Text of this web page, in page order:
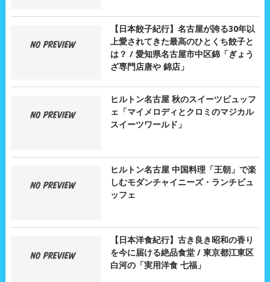
【日本餃子紀行】名古屋が誇る30年以
上愛されてきた最高のひとくち餃子と
は？ / 愛知県名古屋市中区錦「ぎょう
ざ専門店唐や 錦店」
ヒルトン名古屋 秋のスイーツビュッフ
ェ「マイメロディとクロミのマジカル
スイーツワールド」
ヒルトン名古屋 中国料理「王朝」で楽
しむモダンチャイニーズ・ランチビュ
ッフェ
【日本洋食紀行】古き良き昭和の香り
を今に届ける絶品食堂 / 東京都江東区
白河の「実用洋食 七福」